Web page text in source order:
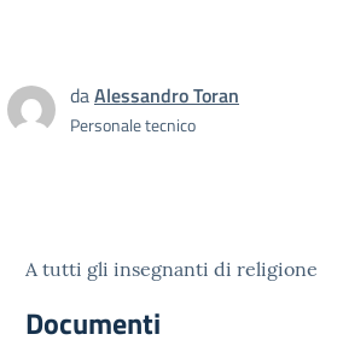
daAlessandro Toran
Personale tecnico
A tutti gli insegnanti di religione
Documenti